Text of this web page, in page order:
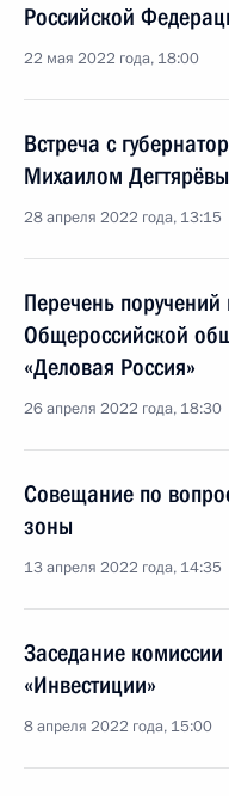
Российской
22 мая 2022 года, 18:00
Встреча с
Михаилом
28 апреля 2022 года, 13:15
Перечень
Общероссийской
«Деловая Россия»
26 апреля 2022 года, 18:30
Совещание по
зоны
13 апреля 2022 года, 14:35
Заседание
«Инвестиции»
8 апреля 2022 года, 15:00